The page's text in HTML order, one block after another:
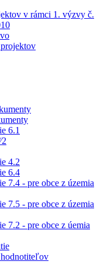
v rámci 1. výzvy č.
6.1
4.2
6.4
7.4 - pre obce z územia
7.5 - pre obce z územia
7.2 - pre obce z úemia